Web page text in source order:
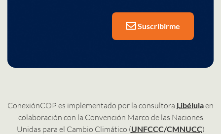
Suscribirme
ConexiónCOP es implementado por la consultora Libélulaen
colaboración con la Convención Marco de las Naciones
Unidas para el Cambio Climático (UNFCCC/CMNUCC)